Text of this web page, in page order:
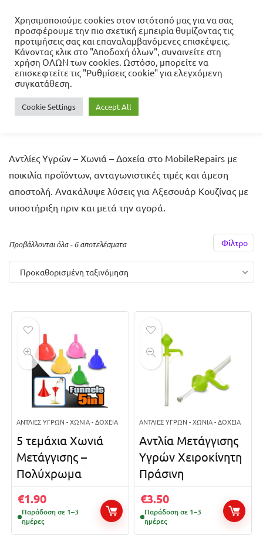
Αρχική σελίδα Σπίτι - Κήπος - Γραφείο
Κουζίνα
Αξεσουάρ Κουζίνας
Αντλίες Υγρών - Χωνιά - Δοχεία
Αντλίες Υγρών - Χωνιά -
Δοχεία
Αντλίες Υγρών – Χωνιά – Δοχεία στο MobileRepairs με
ποικιλία προϊόντων, ανταγωνιστικές τιμές και άμεση
αποστολή. Ανακάλυψε λύσεις για Αξεσουάρ Κουζίνας με
υποστήριξη πριν και μετά την αγορά.
Φίλτρο
Προβάλλονται όλα - 6 αποτελέσματα
Προκαθορισμένη ταξινόμηση
ΑΝΤΛΊΕΣ ΥΓΡΏΝ - ΧΩΝΙΆ - ΔΟΧΕΊΑ
5 τεμάχια Χωνιά
Μετάγγισης –
Πολύχρωμα
€1.90
Παράδοση σε 1–3
ημέρες
ΑΝΤΛΊΕΣ ΥΓΡΏΝ - ΧΩΝΙΆ - ΔΟΧΕΊΑ
Αντλία Μετάγγισης
Υγρών Χειροκίνητη
Πράσινη
€3.50
Παράδοση σε 1–3
ημέρες
Χρησιμοποιούμε cookies στον ιστότοπό μας για να σας
προσφέρουμε την πιο σχετική εμπειρία θυμίζοντας τις
προτιμήσεις σας και επαναλαμβανόμενες επισκέψεις.
Κάνοντας κλικ στο "Αποδοχή όλων", συναινείτε στη
χρήση ΟΛΩΝ των cookies. Ωστόσο, μπορείτε να
επισκεφτείτε τις "Ρυθμίσεις cookie" για ελεγχόμενη
συγκατάθεση.
Cookie Settings Accept All